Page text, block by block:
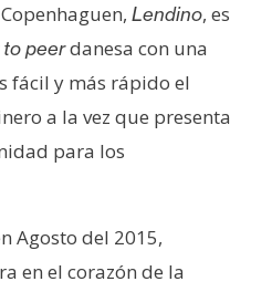
Lendino, es
peerdanesa con una
fácil y más rápido el
a la vez que presenta
para los
Agosto del 2015,
en el corazón de la